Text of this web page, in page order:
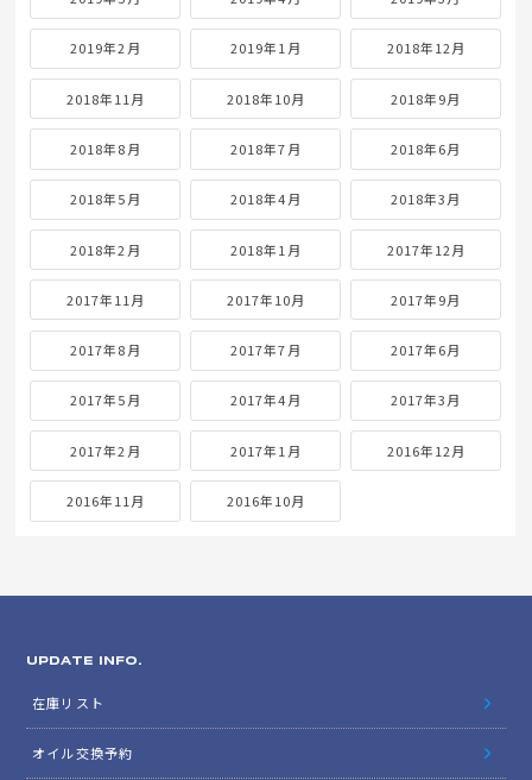
2019年2月 2019年1月 2018年12月
2018年11月 2018年10月 2018年9月
2018年8月 2018年7月 2018年6月
2018年5月 2018年4月 2018年3月
2018年2月 2018年1月 2017年12月
2017年11月 2017年10月 2017年9月
2017年8月 2017年7月 2017年6月
2017年5月 2017年4月 2017年3月
2017年2月 2017年1月 2016年12月
2016年11月 2016年10月
UPDATE INFO.
在庫リスト
オイル交換予約